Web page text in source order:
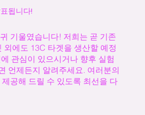
됩니다!
기울였습니다! 저희는 곧 기존
외에도 13C 타겟을 생산할 예정
관심이 있으시거나 향후 실험
언제든지 알려주세요. 여러분의
공해 드릴 수 있도록 최선을 다